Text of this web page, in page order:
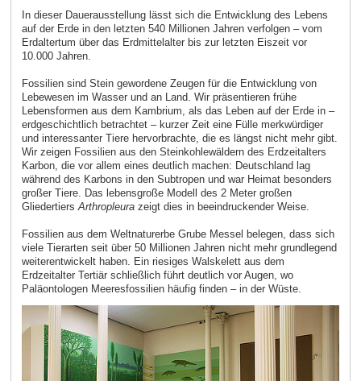
In dieser Dauerausstellung lässt sich die Entwicklung des Lebens
auf der Erde in den letzten 540 Millionen Jahren verfolgen – vom
Erdaltertum über das Erdmittelalter bis zur letzten Eiszeit vor
10.000 Jahren.
Fossilien sind Stein gewordene Zeugen für die Entwicklung von
Lebewesen im Wasser und an Land. Wir präsentieren frühe
Lebensformen aus dem Kambrium, als das Leben auf der Erde in –
erdgeschichtlich betrachtet – kurzer Zeit eine Fülle merkwürdiger
und interessanter Tiere hervorbrachte, die es längst nicht mehr gibt.
Wir zeigen Fossilien aus den Steinkohlewäldern des Erdzeitalters
Karbon, die vor allem eines deutlich machen: Deutschland lag
während des Karbons in den Subtropen und war Heimat besonders
großer Tiere. Das lebensgroße Modell des 2 Meter großen
Gliedertiers Arthropleurazeigt dies in beeindruckender Weise.
Fossilien aus dem Weltnaturerbe Grube Messel belegen, dass sich
viele Tierarten seit über 50 Millionen Jahren nicht mehr grundlegend
weiterentwickelt haben. Ein riesiges Walskelett aus dem
Erdzeitalter Tertiär schließlich führt deutlich vor Augen, wo
Paläontologen Meeresfossilien häufig finden – in der Wüste.